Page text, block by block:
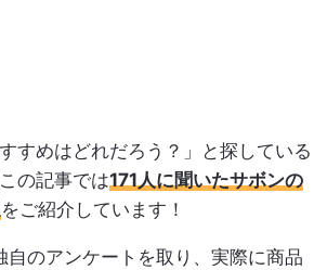
すめはどれだろう？」と探している
の記事では171人に聞いたサボンの
をご紹介しています！
のアンケートを取り、実際に商品